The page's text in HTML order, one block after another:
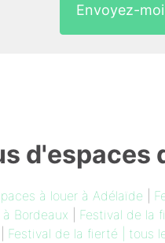
Envoyez-
d'espaces
à louer à Adélaïde
Bordeaux
Festival de la
Festival de la fierté | tous